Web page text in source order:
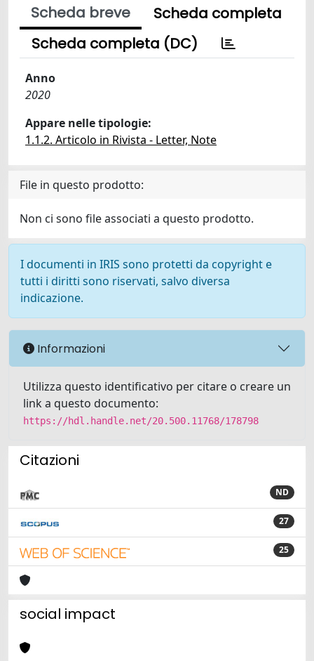
Scheda breve
Scheda completa
Scheda completa (DC)
Anno
2020
Appare nelle tipologie:
1.1.2. Articolo in Rivista - Letter, Note
File in questo prodotto:
Non ci sono file associati a questo prodotto.
I documenti in IRIS sono protetti da copyright e
tutti i diritti sono riservati, salvo diversa
indicazione.
Informazioni
Utilizza questo identificativo per citare o creare un
link a questo documento:
https://hdl.handle.net/20.500.11768/178798
Citazioni
ND
27
25
social impact